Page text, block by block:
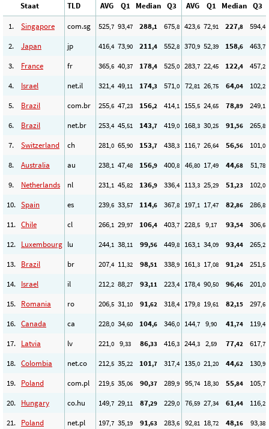
Staat
TLD AVG Q1 Median Q3 AVG Q1 Median Q3
1.
Singapore com.sg 525,7 93,47 288,1 675,8 423,6 72,91 227,8 594,4
2. Japan jp 416,4 73,90 211,4 552,8 370,9 52,39 158,6 463,7
3. France fr 365,6 40,37 178,4 525,0 283,7 22,45 122,4 457,2
4. Israel net.il 321,4 49,11 174,3 571,0 72,81 26,75 64,04 102,2
5. Brazil com.br 255,6 47,23 156,2 414,1 155,5 24,65 78,89 249,1
6. Brazil net.br 253,4 45,51 143,7 419,0 168,3 30,25 91,56 265,8
7. Switzerland ch 281,0 65,90 153,7 438,3 116,7 26,64 56,56 101,0
8. Australia au 238,1 47,48 156,9 400,8 46,80 17,49 44,68 51,78
9. Netherlands nl 231,1 45,82 136,9 336,4 113,3 25,29 51,23 102,0
10. Spain es 239,6 33,57 114,6 367,8 197,1 17,47 82,86 286,8
11. Chile cl 266,1 29,97 106,4 403,7 228,5 9,17 93,54 306,6
12. Luxembourg lu 244,1 38,11 99,56 449,8 163,1 34,09 93,44 265,2
13. Brazil br 207,4 11,32 98,51 338,9 161,3 17,08 91,24 251,5
14. Israel il 212,2 88,27 93,11 223,4 178,4 90,50 96,46 201,0
15. Romania ro 206,5 31,10 91,62 318,4 179,8 19,61 82,15 297,6
16. Canada ca 228,0 34,60 104,6 346,0 144,7 9,90 41,74 119,4
17. Latvia lv 221,0 9,33 86,33 416,3 244,3 2,59 77,42 617,7
18. Colombia net.co 212,5 35,22 101,7 317,4 135,0 21,20 44,62 130,9
19. Poland com.pl 219,5 35,06 90,37 289,9 95,74 18,30 55,84 105,7
20. Hungary co.hu 149,7 29,11 87,29 229,0 76,59 27,34 61,44 116,2
21. Poland net.pl 197,7 35,19 91,63 283,6 92,81 18,72 48,16 93,38